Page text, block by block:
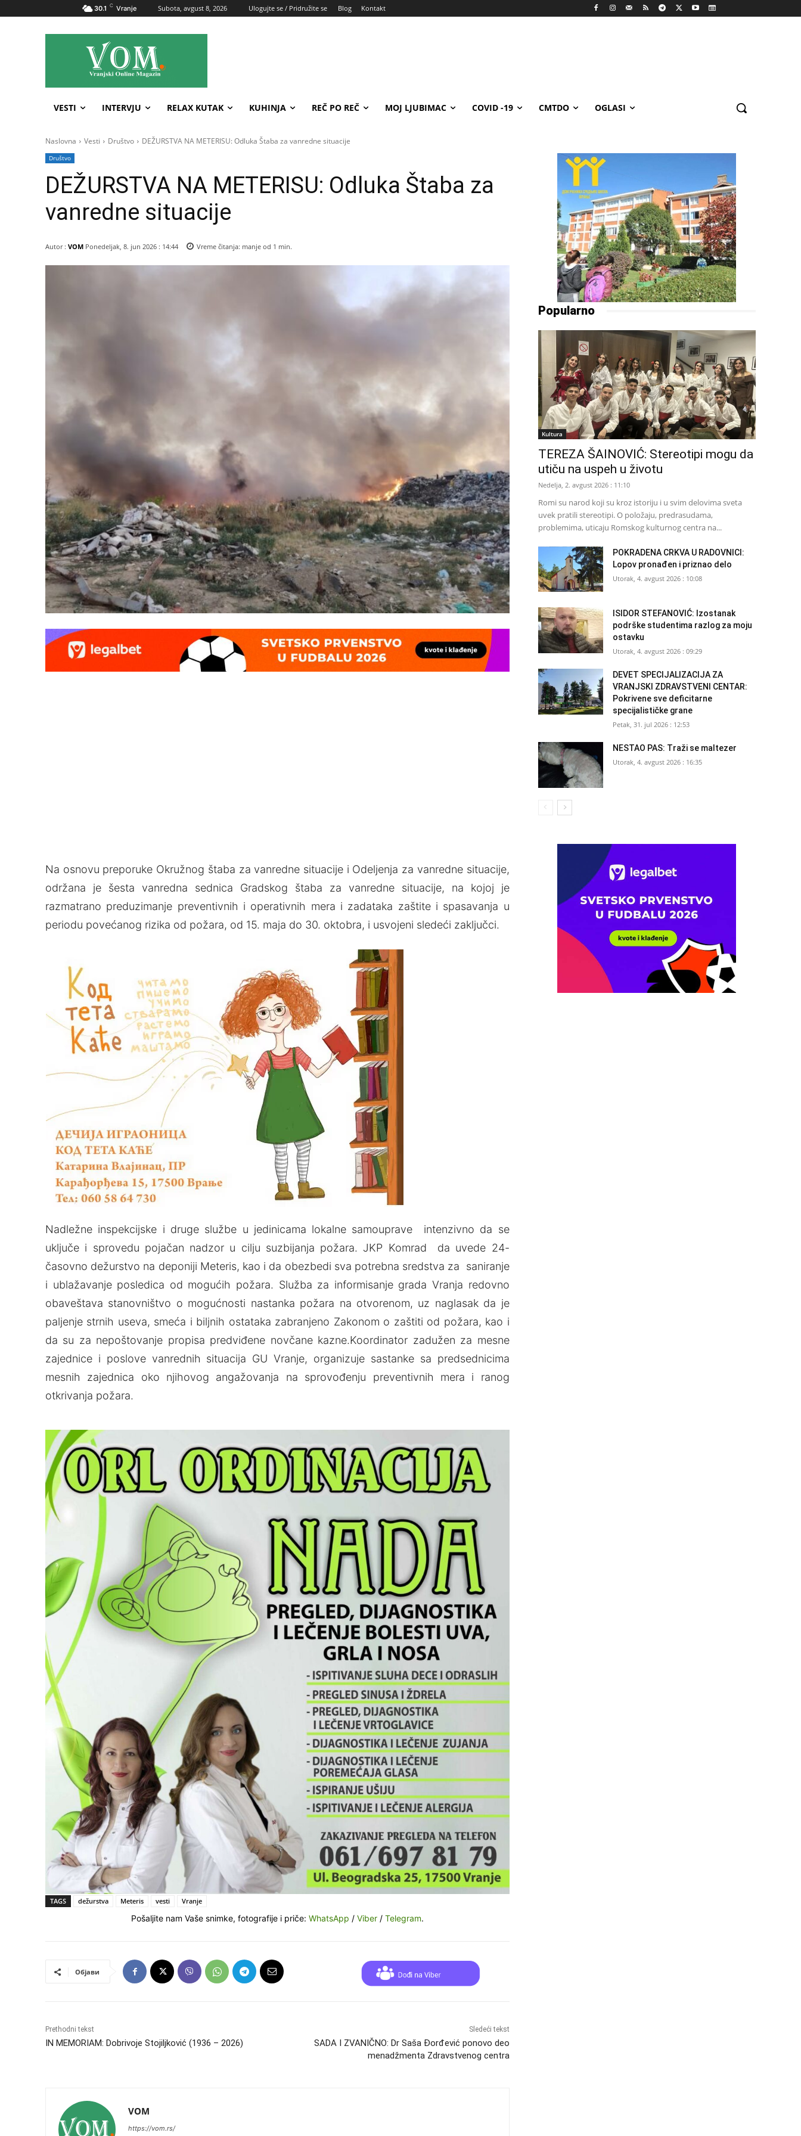
30.1 C Vranje Subota, avgust 8, 2026 Ulogujte se / Pridružite se Blog Kontakt
VESTI INTERVJU RELAX KUTAK KUHINJA REČ PO REČ MOJ LJUBIMAC COVID -19 CMTDO OGLASI
Naslovna Vesti Društvo DEŽURSTVA NA METERISU: Odluka Štaba za vanredne situacije
Društvo
DEŽURSTVA NA METERISU: Odluka Štaba za
vanredne situacije
Autor : VOM Ponedeljak, 8. jun 2026 : 14:44 Vreme čitanja: manje od 1 min.
Na osnovu preporuke Okružnog štaba za vanredne situacije i Odeljenja za vanredne situacije,
održana je šesta vanredna sednica Gradskog štaba za vanredne situacije, na kojoj je
razmatrano preduzimanje preventivnih i operativnih mera i zadataka zaštite i spasavanja u
periodu povećanog rizika od požara, od 15. maja do 30. oktobra, i usvojeni sledeći zaključci.
Nadležne inspekcijske i druge službe u jedinicama lokalne samouprave intenzivno da se
uključe i sprovedu pojačan nadzor u cilju suzbijanja požara. JKP Komrad da uvede 24-
časovno dežurstvo na deponiji Meteris, kao i da obezbedi sva potrebna sredstva za saniranje
i ublažavanje posledica od mogućih požara. Služba za informisanje grada Vranja redovno
obaveštava stanovništvo o mogućnosti nastanka požara na otvorenom, uz naglasak da je
paljenje strnih useva, smeća i biljnih ostataka zabranjeno Zakonom o zaštiti od požara, kao i
da su za nepoštovanje propisa predviđene novčane kazne.Koordinator zadužen za mesne
zajednice i poslove vanrednih situacija GU Vranje, organizuje sastanke sa predsednicima
mesnih zajednica oko njihovog angažovanja na sprovođenju preventivnih mera i ranog
otkrivanja požara.
TAGS dežurstva Meteris vesti Vranje
Pošaljite nam Vaše snimke, fotografije i priče: WhatsApp / Viber/ Telegram.
Објави
Prethodni tekst
IN MEMORIAM: Dobrivoje Stojiljković (1936 – 2026)
Sledeći tekst
SADA I ZVANIČNO: Dr Saša Đorđević ponovo deo
menadžmenta Zdravstvenog centra
VOM
https://vom.rs/
Popularno
Kultura
TEREZA ŠAINOVIĆ: Stereotipi mogu da
utiču na uspeh u životu
Nedelja, 2. avgust 2026 : 11:10
Romi su narod koji su kroz istoriju i u svim delovima sveta
uvek pratili stereotipi. O položaju, predrasudama,
problemima, uticaju Romskog kulturnog centra na...
POKRADENA CRKVA U RADOVNICI:
Lopov pronađen i priznao delo
Utorak, 4. avgust 2026 : 10:08
ISIDOR STEFANOVIĆ: Izostanak
podrške studentima razlog za moju
ostavku
Utorak, 4. avgust 2026 : 09:29
DEVET SPECIJALIZACIJA ZA
VRANJSKI ZDRAVSTVENI CENTAR:
Pokrivene sve deficitarne
specijalističke grane
Petak, 31. jul 2026 : 12:53
NESTAO PAS: Traži se maltezer
Utorak, 4. avgust 2026 : 16:35